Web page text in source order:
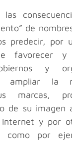
de
predecir, por
favorecer
y
ampliar la
marcas,
de su imagen
Internet y por
como por